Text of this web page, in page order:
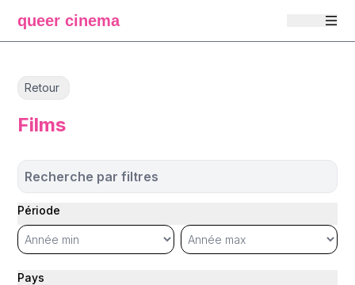
queer cinema
Retour
Films
Recherche par filtres
Période
Pays